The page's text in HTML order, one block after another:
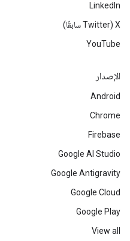
LinkedIn
‫X ‏(Twitter سابقًا)
YouTube
الإصدار
Android
Chrome
Firebase
Google AI Studio
Google Antigravity
Google Cloud
Google Play
View all